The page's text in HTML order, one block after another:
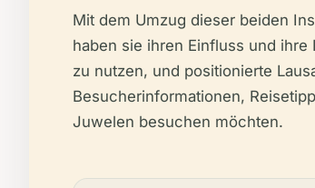
Mit dem Umzug dieser beiden
haben sie ihren Einfluss und
zu nutzen, und positionierte
Besucherinformationen,
Juwelen besuchen möchten.